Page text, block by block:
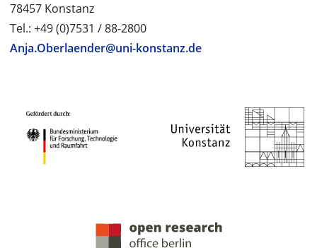
78457 Konstanz
Tel.: +49 (0)7531 / 88-2800
Anja.Oberlaender@uni-konstanz.de